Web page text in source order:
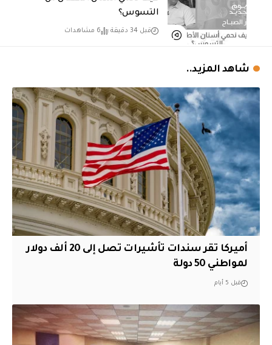
التسوس؟
قبل 34 دقيقة 6 مشاهدات
شاهد المزيد..
أميركا تقر سندات تأشيرات تصل إلى 20 ألف دولار
لمواطني 50 دولة
قبل 5 أيام